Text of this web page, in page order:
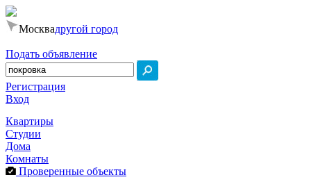
Москвадругой город
Подать объявление
Регистрация
Вход
Квартиры
Студии
Дома
Комнаты
Проверенные объекты